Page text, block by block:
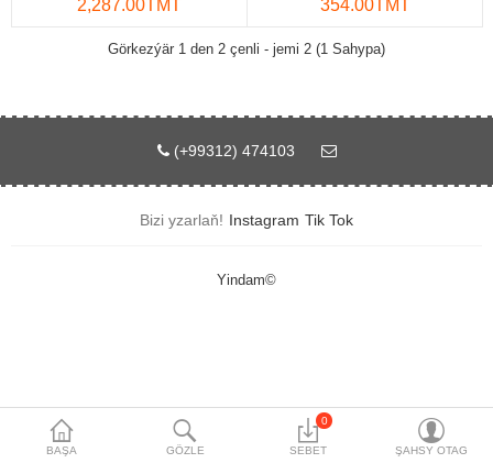
Öý enjamlary
Gurallar
Oýun konsoly
BAŞA GÖZLE
0
SEBET ŞAHSY OTAG
2,287.00TMT 354.00TMT
Görkezýär 1 den 2 çenli - jemi 2 (1 Sahypa)
(+99312) 474103
Bizi yzarlaň! Instagram Tik Tok
Yindam©